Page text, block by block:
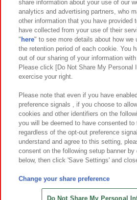
関連会社 サステナビリティ
プライバシーポリシー ウェブアクセシ
お取引先さまとともに
カスタマーハラスメント対応方針 よくあ
©Bandai Namco
©Bandai Namco Amusement
©HANAYASHIKI Co., Ltd. All
share information about your use of our
analytics and advertising partners, who
other information that you have provided
have collected from your use of their
" here" to see more details about how we
the retention period of each cookie. You
out of our sharing of your information
Please click [Do Not Share My Personal
exercise your right.
Please note that even if you have
preference signals , if you choose to
cookies and other identifiers on the
you will be deemed to have consented to
regardless of the opt-out preference
understand and agree to this setting,
consent on the following setup banner
below, then click 'Save Settings' and
Change your share preference
Do Not Share My Personal